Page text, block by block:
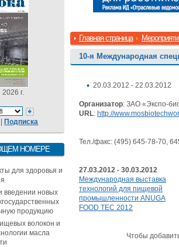
г.
|Подписка
НОМЕРЕ
для здоровья и
введении новых
продукцию
волокон и
масла
Главная страница
10-я Международная
20.03.2012 - 22.03.2012
Организатор: ЗАО «Экспо-
URL: http://
Тел./факс: (495) 645-78-70,
27.03.2012 - 30.03.2012
Международная выставка
технологий для пищевой
промышленности ANUGA
FOOD TEC 2012
Чтобы